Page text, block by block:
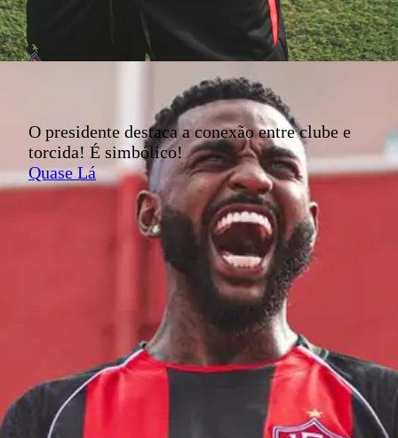
O presidente destaca a conexão entre clube e
torcida! É simbólico!
Quase Lá